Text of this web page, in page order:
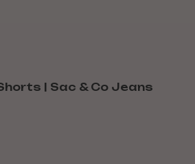
| Sac & Co Jeans